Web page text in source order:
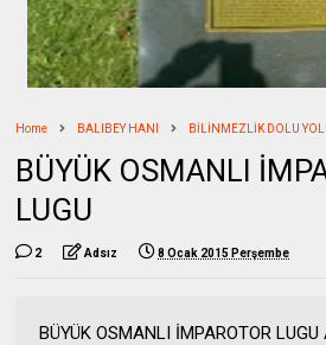
Home BALIBEY HANI BİLİNMEZLİK DOLU
BÜYÜK OSMANLI
LUGU
2 Adsız 8 Ocak 2015 Perşembe
BÜYÜK OSMANLI İMPAROTOR